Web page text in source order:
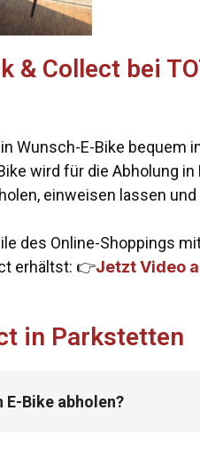
Collect bei
Wunsch-E-Bike bequem
wird für die Abholung
einweisen lassen
des Online-Shoppings
erhältst: 👉Jetzt Video
in Parkstetten
E-Bike abholen?